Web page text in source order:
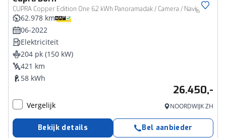
CUPRA Copper Edition One 62 kWh Panoramadak / Camera / Navigatie / App-connect / Elec. verstelbare best. stoel HAL
62.978 km
06-2022
Elektriciteit
204 pk (150 kW)
421 km
58 kWh
26.450,-
Vergelijk NOORDWIJK ZH
Bekijk details Bel aanbieder